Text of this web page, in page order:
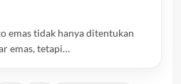
emas tidak hanya ditentukan
emas, tetapi…